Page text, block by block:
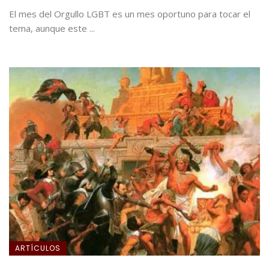
El mes del Orgullo LGBT es un mes oportuno para tocar el
tema, aunque este ...
ARTÍCULOS